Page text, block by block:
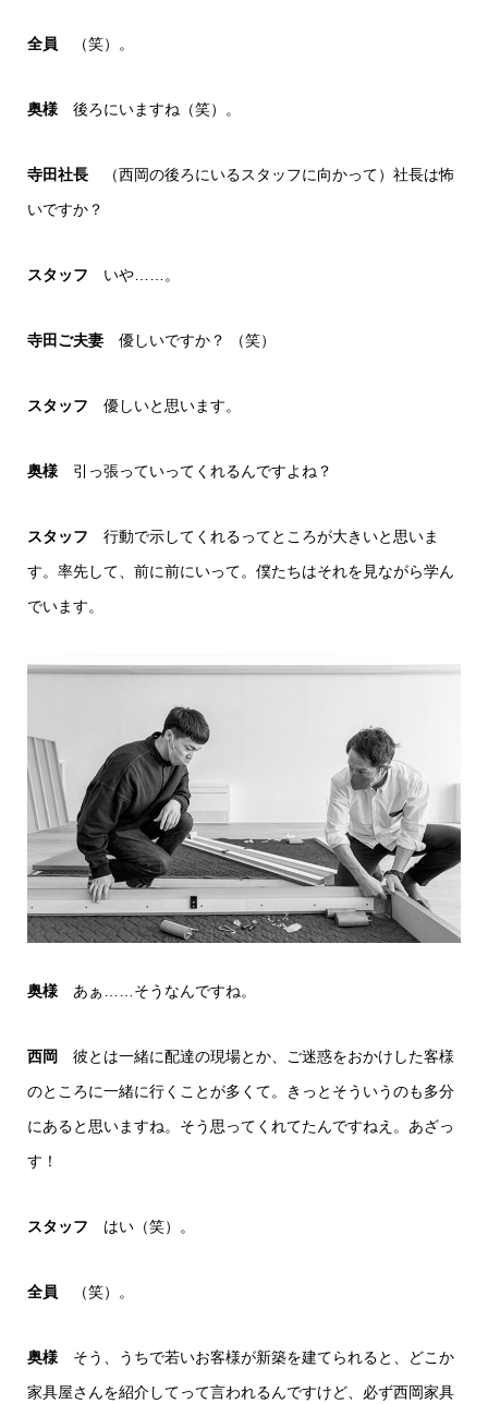
全員 （笑）。
奥様 後ろにいますね（笑）。
寺田社長 （西岡の後ろにいるスタッフに向かって）社長は怖
いですか？
スタッフ いや……。
寺田ご夫妻 優しいですか？ （笑）
スタッフ 優しいと思います。
奥様 引っ張っていってくれるんですよね？
スタッフ 行動で示してくれるってところが大きいと思いま
す。率先して、前に前にいって。僕たちはそれを見ながら学ん
でいます。
奥様 あぁ……そうなんですね。
西岡
彼とは一緒に配達の現場とか、ご迷惑をおかけした客様
のところに一緒に行くことが多くて。きっとそういうのも多分
にあると思いますね。そう思ってくれてたんですねえ。あざっ
す！
スタッフ はい（笑）。
全員 （笑）。
奥様 そう、うちで若いお客様が新築を建てられると、どこか
家具屋さんを紹介してって言われるんですけど、必ず西岡家具